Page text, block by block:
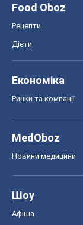
Food Oboz
Рецепти
Дієти
Економіка
Ринки та компанії
MedOboz
Новини медицини
Шоу
Афіша